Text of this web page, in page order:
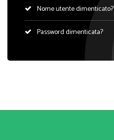
Nome utente dimenticato?
Password dimenticata?